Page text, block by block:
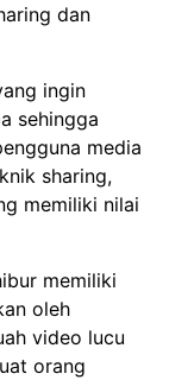
dan
ingin
sehingga
media
sharing,
memiliki nilai
memiliki
oleh
video lucu
orang